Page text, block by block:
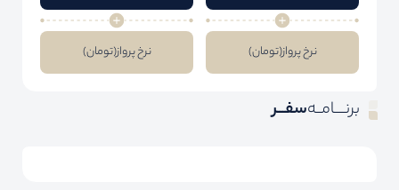
نرخ پرواز(تومان) نرخ پرواز(تومان)
برنــــامــهسفـــر